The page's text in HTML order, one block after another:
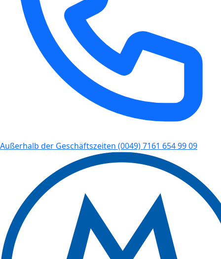
Außerhalb der Geschäftszeiten (0049) 7161 654 99 09